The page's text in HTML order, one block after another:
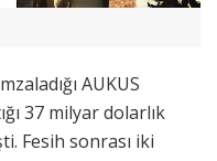
AUKUS
37 milyar dolarlık
Fesih sonrası iki